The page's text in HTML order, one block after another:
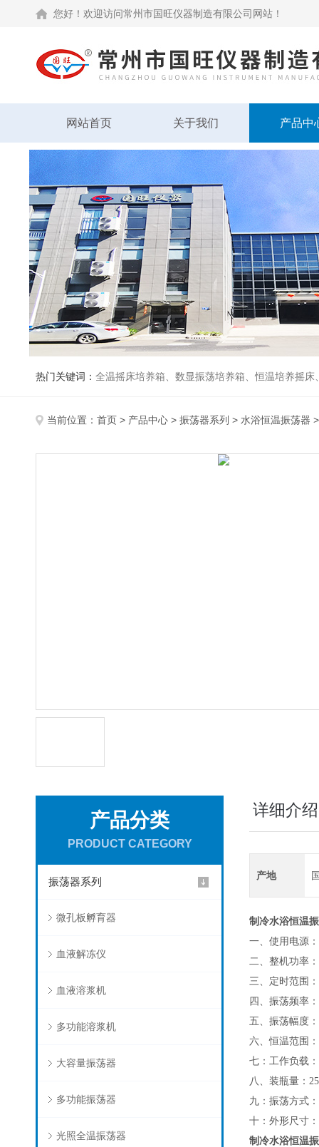
您好！欢迎访问常州市国旺仪器制造有限公司网站！
网站首页 关于我们 产品中
热门关键词： 全温摇床培养箱、数显振荡培养箱、恒温培养摇
当前位置： 首页 > 产品中心 > 振荡器系列 > 水浴恒温振荡器
产品分类
PRODUCT CATEGORY
振荡器系列
微孔板孵育器
血液解冻仪
血液溶浆机
多功能溶浆机
大容量振荡器
多功能振荡器
光照全温振荡器
详细介绍
产地
制冷水浴恒温
一、使用电源
二、整机功率
三、定时范围
四、振荡频率
五、振荡幅度
六、恒温范围
七：工作负载
八、装瓶量：
九：振荡方式
十：外形尺寸
制冷水浴恒温